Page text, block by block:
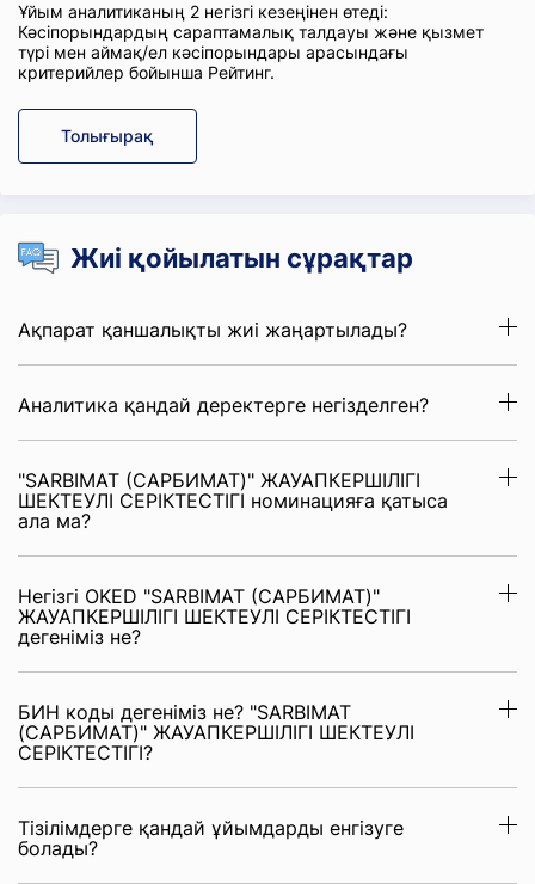
Ұйым аналитиканың 2 негізгі кезеңінен өтеді:
Кәсіпорындардың сараптамалық талдауы және қызмет
түрі мен аймақ/ел кәсіпорындары арасындағы
критерийлер бойынша Рейтинг.
Толығырақ
Жиі қойылатын сұрақтар
Ақпарат қаншалықты жиі жаңартылады?
Аналитика қандай деректерге негізделген?
"SARBIMAT (САРБИМАТ)" ЖАУАПКЕРШІЛІГІ
ШЕКТЕУЛІ СЕРІКТЕСТІГІ номинацияға қатыса
ала ма?
Негізгі OKED "SARBIMAT (САРБИМАТ)"
ЖАУАПКЕРШІЛІГІ ШЕКТЕУЛІ СЕРІКТЕСТІГІ
дегеніміз не?
БИН коды дегеніміз не? "SARBIMAT
(САРБИМАТ)" ЖАУАПКЕРШІЛІГІ ШЕКТЕУЛІ
СЕРІКТЕСТІГІ?
Тізілімдерге қандай ұйымдарды енгізуге
болады?